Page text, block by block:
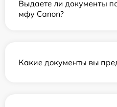
Выдаете ли документы
мфу Canon?
Какие документы вы